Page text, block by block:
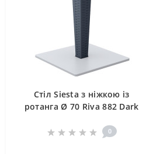
Стіл Siesta з ніжкою із
ротанга Ø 70 Riva 882 Dark
0